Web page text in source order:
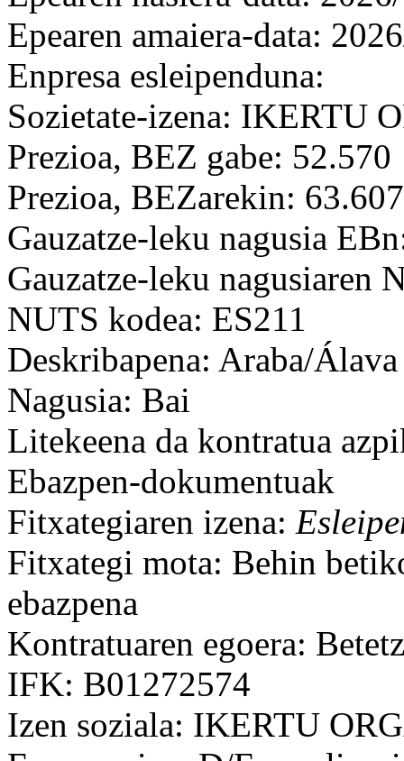
Epearen amaiera-data:
Enpresa esleipenduna:
Sozietate-izena: IKERTU
Prezioa, BEZ gabe: 52.570
Prezioa, BEZarekin:
Gauzatze-leku nagusia
Gauzatze-leku nagusiaren
NUTS kodea: ES211
Deskribapena: Araba/Álava
Nagusia: Bai
Litekeena da kontratua
Ebazpen-dokumentuak
Fitxategiaren izena:
Fitxategi mota: Behin
ebazpena
Kontratuaren egoera:
IFK: B01272574
Izen soziala: IKERTU